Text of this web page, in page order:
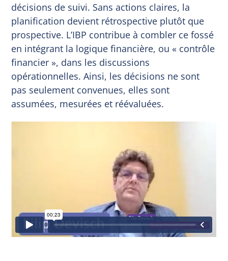
décisions de suivi. Sans actions claires, la
planification devient rétrospective plutôt que
prospective. L’IBP contribue à combler ce fossé
en intégrant la logique financière, ou « contrôle
financier », dans les discussions
opérationnelles. Ainsi, les décisions ne sont
pas seulement convenues, elles sont
assumées, mesurées et réévaluées.